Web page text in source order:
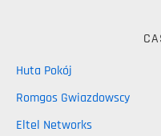
Huta Pokój
Romgos Gwiazdowscy
Eltel Networks